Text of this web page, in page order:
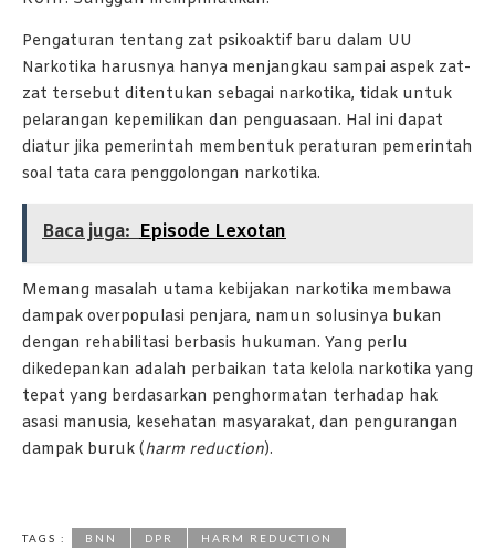
Pengaturan tentang zat psikoaktif baru dalam UU
Narkotika harusnya hanya menjangkau sampai aspek zat-
zat tersebut ditentukan sebagai narkotika, tidak untuk
pelarangan kepemilikan dan penguasaan. Hal ini dapat
diatur jika pemerintah membentuk peraturan pemerintah
soal tata cara penggolongan narkotika.
Baca juga: Episode Lexotan
Memang masalah utama kebijakan narkotika membawa
dampak overpopulasi penjara, namun solusinya bukan
dengan rehabilitasi berbasis hukuman. Yang perlu
dikedepankan adalah perbaikan tata kelola narkotika yang
tepat yang berdasarkan penghormatan terhadap hak
asasi manusia, kesehatan masyarakat, dan pengurangan
dampak buruk (harm reduction).
TAGS : BNN DPR
HARM REDUCTION